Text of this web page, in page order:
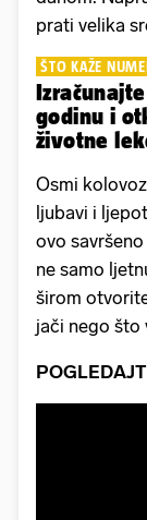
prati velika
ŠTO KAŽE
godinu i
životne
Osmi
ljubavi i
ovo
ne samo
širom
jači nego što